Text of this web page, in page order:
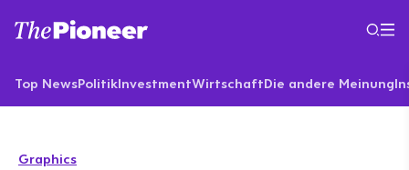
Top NewsPolitikInvestmentWirtschaftDie andere Meinung
Graphics